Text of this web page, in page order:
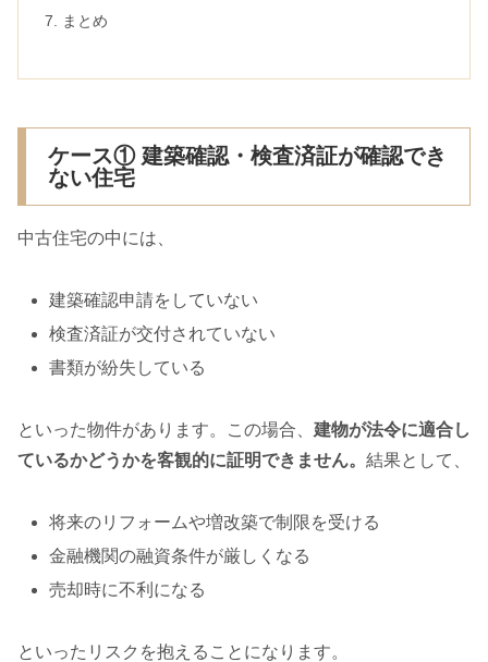
まとめ
ケース① 建築確認・検査済証が確認でき
ない住宅
中古住宅の中には、
建築確認申請をしていない
検査済証が交付されていない
書類が紛失している
といった物件があります。この場合、 建物が法令に適合し
ているかどうかを客観的に証明できません。 結果として、
将来のリフォームや増改築で制限を受ける
金融機関の融資条件が厳しくなる
売却時に不利になる
といったリスクを抱えることになります。